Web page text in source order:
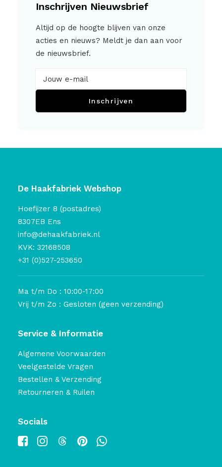
Inschrijven Nieuwsbrief
Altijd op de hoogte blijven van onze
acties en nieuws? Meldt je dan aan voor
de nieuwsbrief.
Inschrijven
De Haakfabriek Webshop
Hoefijzer 8 (postadres)
8307EB Ens
info@dehaakfabriek.nl
KVK: 32168508
+31 (0)527-253650
Ma t/m Do : 10:00-17:00
Vrij t/m Zo : Gesloten (geen verzending)
Service & Informatie
Algemene Voorwaarden
Veelgestelde Vragen
Bestellen & Verzending
Retourneren & Ruilen
Socials